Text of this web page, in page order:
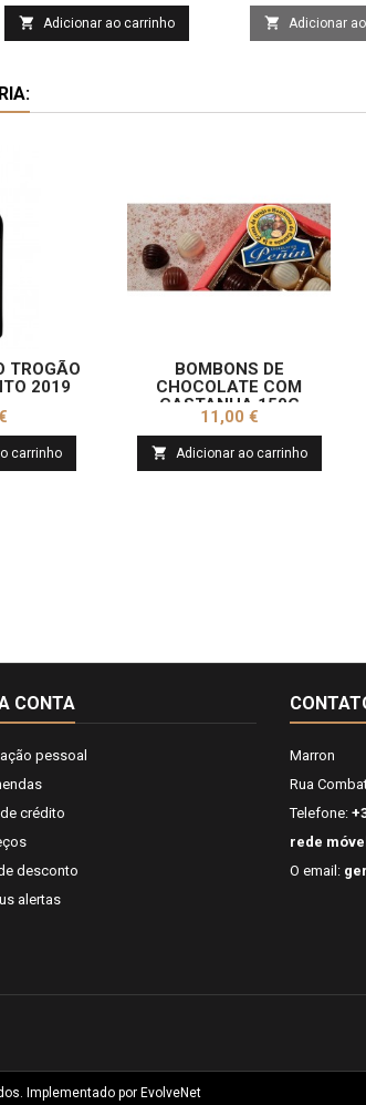
 Adicionar ao carrinho  Adicionar
TROGÃO
2019
carrinho
BOMBONS DE
CHOCOLATE COM
CASTANHA 150G
Preço
11,00 €
 Adicionar ao carrinho
CONTA
pessoal
crédito
desconto
alertas
Marron
Rua
Telefone:
rede
O email:
Implementado por EvolveNet